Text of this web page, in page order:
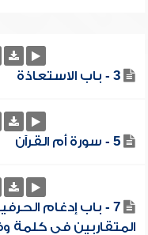
3 - باب الاستعاذة
5 - سورة أم القرآن
7 - باب إدغام
المتقاربين في كلمة